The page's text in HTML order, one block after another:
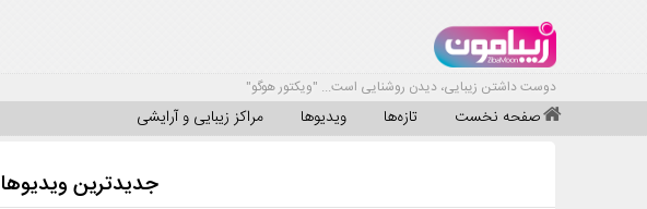
دوست داشتن زیبایی، دیدن روشنایی است... "ویکتور هوگو"
صفحه نخست تازه‌ها ویدیوها مراکز زیبایی و آرایشی
جدیدترین ویدیوها